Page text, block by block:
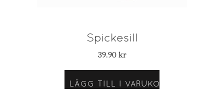
LÄGG TILL I VARUKORG
Spickesill
39.90 kr